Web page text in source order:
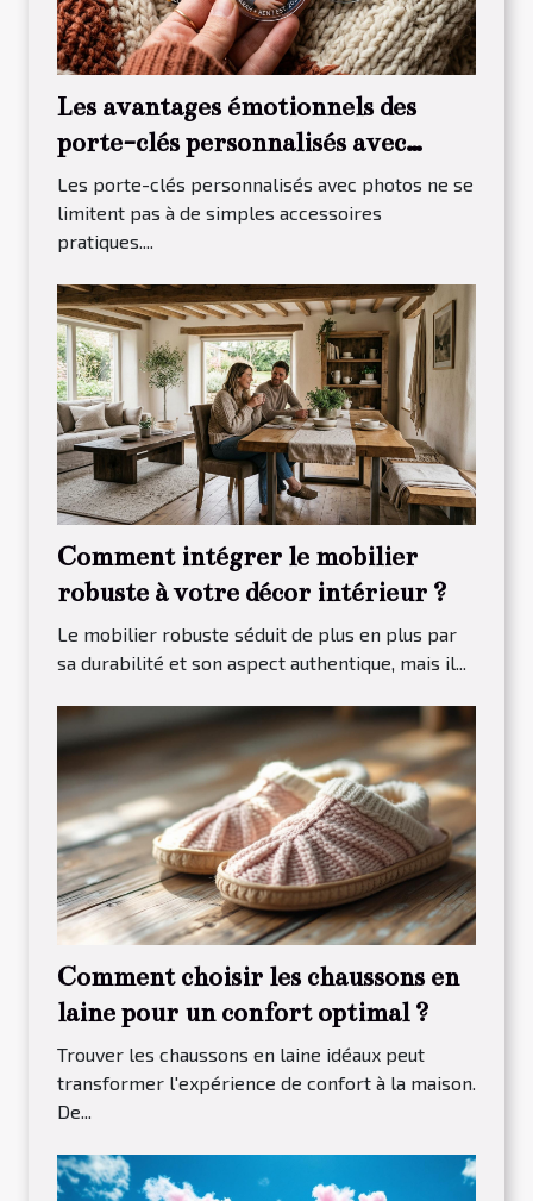
Les avantages émotionnels des
porte-clés personnalisés avec
photos
Les porte-clés personnalisés avec photos ne se
limitent pas à de simples accessoires
pratiques....
Comment intégrer le mobilier
robuste à votre décor intérieur ?
Le mobilier robuste séduit de plus en plus par
sa durabilité et son aspect authentique, mais il...
Comment choisir les chaussons en
laine pour un confort optimal ?
Trouver les chaussons en laine idéaux peut
transformer l'expérience de confort à la maison.
De...